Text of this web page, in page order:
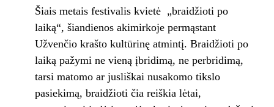
Šiais metais festivalis kvietė „braidžioti po
laiką“, šiandienos akimirkoje permąstant
Užvenčio krašto kultūrinę atmintį. Braidžioti po
laiką pažymi ne vieną įbridimą, ne perbridimą,
tarsi matomo ar jusliškai nusakomo tikslo
pasiekimą, braidžioti čia reiškia lėtai,